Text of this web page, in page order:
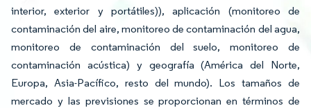
interior, exterior y portátiles)), aplicación (monitoreo de
contaminación del aire, monitoreo de contaminación del agua,
monitoreo de contaminación del suelo, monitoreo de
contaminación acústica) y geografía (América del Norte,
Europa, Asia-Pacífico, resto del mundo). Los tamaños de
mercado y las previsiones se proporcionan en términos de